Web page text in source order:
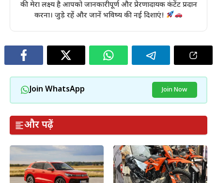
की मेरा लक्ष्य है आपको जानकारीपूर्ण और प्रेरणादायक कंटेंट प्रदान
करना। जुड़े रहें और जानें भविष्य की नई दिशाएं!
Join WhatsApp Join Now
और पढ़ें